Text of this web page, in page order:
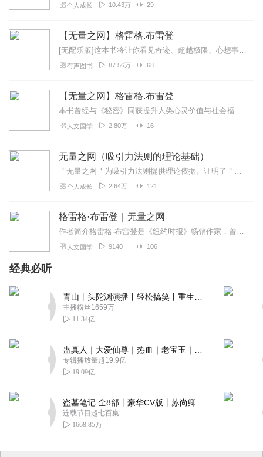
个人成长 10.43万 29
【无量之网】格雷格.布雷登
[无配乐版]这本书将让你看见奇迹、超越极限、心想事成。本书曾经与《秘密》同获提升人类心灵价值与社会福祉的“诺提勒斯书奖”！1944年，量子理论之父马克斯.普...
有声图书 87.56万 68
【无量之网】格雷格.布雷登
本书曾经与《秘密》同获提升人类心灵价值与社会福祉的“诺提勒斯书奖”！1944年，量子理论之父马克斯.普朗克用“母体”这个词震撼了全世界，并提出是由它创造了星辰...
人文国学 2.80万 16
无量之网（吸引力法则的理论基础）
＂无量之网＂为吸引力法则提供理论依据。证明了＂吸引力法则＂的科学性！它与＂秘密＂齐名，并获同奖。作者从量子物理等一系列微观物理学的科学角度为吸引力法则提供了佐证...
个人成长 2.64万 121
格雷格·布雷登｜无量之网
作者简介格雷格·布雷登是《纽约时报》畅销作家，曾是航空计算机系统资深设计师。在过去20年里，格雷格遍访高山上的村落、偏远的修道院以及古老的庙宇，不断搜寻珍贵的文...
人文国学 9140 106
经典必听
主播粉丝1659万
11.34亿
专辑播放量超19.9亿
19.09亿
连载节目超七百集
1668.85万